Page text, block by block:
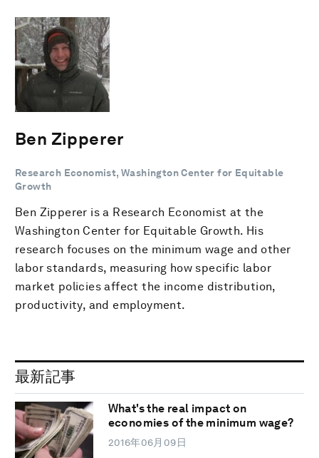
Ben Zipperer
Research Economist, Washington Center for Equitable
Growth
Ben Zipperer is a Research Economist at the
Washington Center for Equitable Growth. His
research focuses on the minimum wage and other
labor standards, measuring how specific labor
market policies affect the income distribution,
productivity, and employment.
最新記事
What's the real impact on
economies of the minimum wage?
2016年06月09日